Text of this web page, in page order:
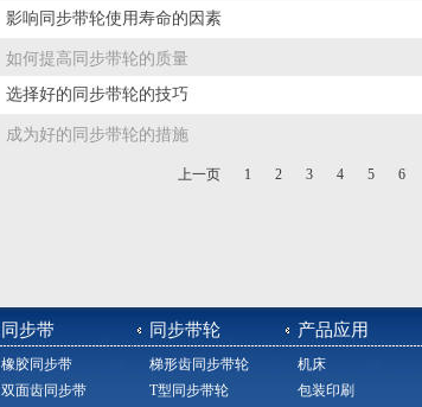
影响同步带轮使用寿命的因素
如何提高同步带轮的质量
选择好的同步带轮的技巧
成为好的同步带轮的措施
上一页 1 2 3 4 5 6
同步带
橡胶同步带
双面齿同步带
同步带轮
梯形齿同步带轮
T型同步带轮
产品应用
机床
包装印刷